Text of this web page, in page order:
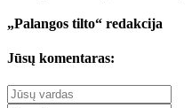
„Palangos tilto“ redakcija
Jūsų komentaras: